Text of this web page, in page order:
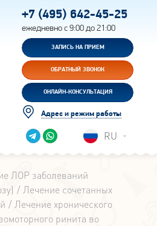
+7 (495) 642-45-25
ежедневно с 9:00 до 21:00
ЗАПИСЬ НА ПРИЕМ
ОБРАТНЫЙ ЗВОНОК
ОНЛАЙН-КОНСУЛЬТАЦИЯ
Адрес и режим работы
RU
ЛОР заболеваний
Лечение сочетанных
Лечение хронического
ринита во